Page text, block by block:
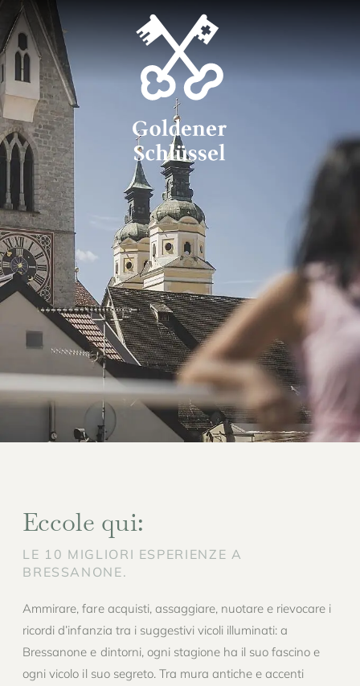
Eccole qui:
LE 10 MIGLIORI ESPERIENZE A
BRESSANONE.
Ammirare, fare acquisti, assaggiare, nuotare e rievocare i
ricordi d’infanzia tra i suggestivi vicoli illuminati: a
Bressanone e dintorni, ogni stagione ha il suo fascino e
ogni vicolo il suo segreto. Tra mura antiche e accenti